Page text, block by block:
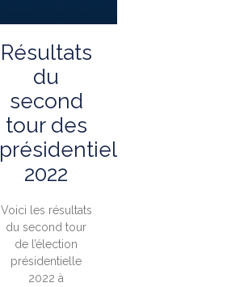
Résultats
du
second
tour des
présidentielles
2022
Voici les résultats
du second tour
de l’élection
présidentielle
2022 à